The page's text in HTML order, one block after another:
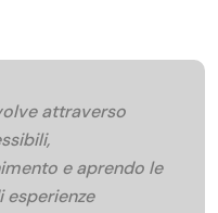
attraverso
e aprendo le
esperienze